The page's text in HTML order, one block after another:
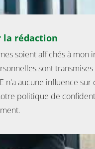
la rédaction
soient affichés à mon
sont transmises
n'a aucune influence sur
politique de